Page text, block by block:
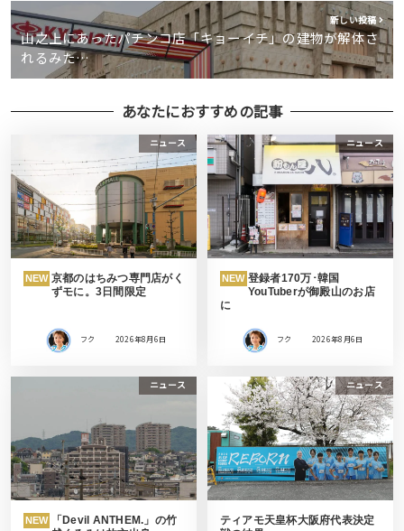
新しい投稿
山之上にあったパチンコ店「キョーイチ」の建物が解体さ
れるみた…
あなたにおすすめの記事
ニュース
NEW 京都のはちみつ専門店がく
ずモに。3日間限定
フク 2026年8月6日
ニュース
NEW 登録者170万･韓国
YouTuberが御殿山のお店
に
フク 2026年8月6日
ニュース
NEW
「Devil ANTHEM.」の竹
ニュース
ティアモ天皇杯大阪府代表決定